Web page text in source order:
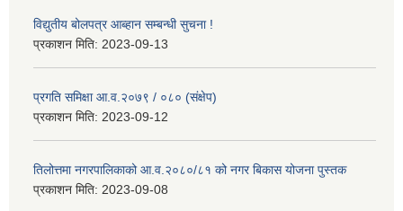
विद्युतीय बोलपत्र आब्हान सम्बन्धी सुचना !
प्रकाशन मिति: 2023-09-13
प्रगति समिक्षा आ.व.२०७९ / ०८० (संक्षेप)
प्रकाशन मिति: 2023-09-12
तिलोत्तमा नगरपालिकाको आ.व.२०८०/८१ को नगर बिकास योजना पुस्तक
प्रकाशन मिति: 2023-09-08